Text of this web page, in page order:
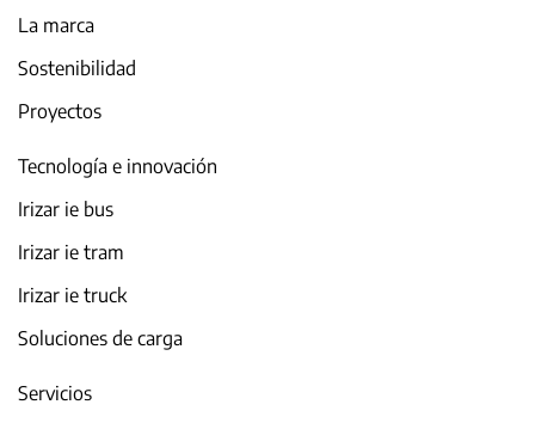
La marca
Sostenibilidad
Proyectos
Tecnología e innovación
Irizar ie bus
Irizar ie tram
Irizar ie truck
Soluciones de carga
Servicios